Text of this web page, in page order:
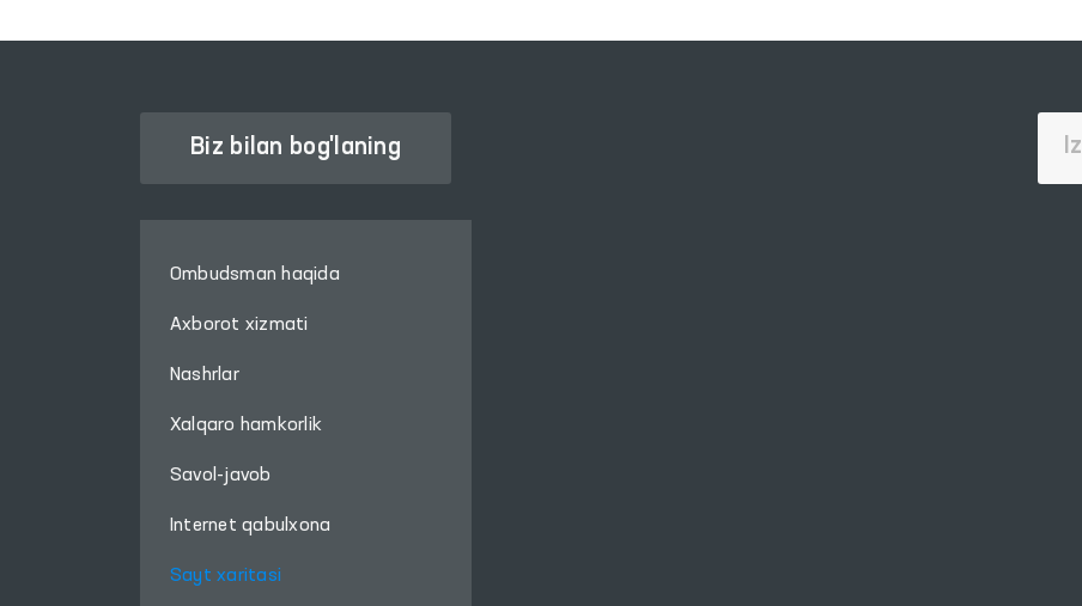
Biz bilan bog'laning
Ombudsman haqida
Axborot xizmati
Nashrlar
Xalqaro hamkorlik
Savol-javob
Internet qabulxona
Sayt xaritasi